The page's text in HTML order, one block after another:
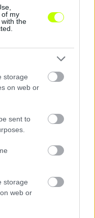
of my
the
storage
on web or
sent to
storage
web or
Time